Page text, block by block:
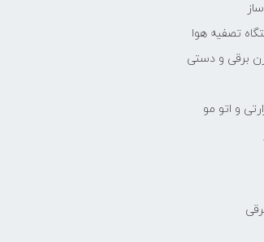
تصفیه هوا
برقی و دستی
و اتو مو